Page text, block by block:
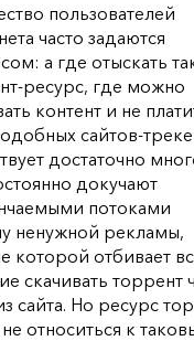
пользователей
часто задаются
а где отыскать
ресурс, где можно
контент и не
сайтов-
достаточно
докучают
потоками
ненужной рекламы,
которой отбивает
скачивать торрент
сайта. Но ресурс
относиться к